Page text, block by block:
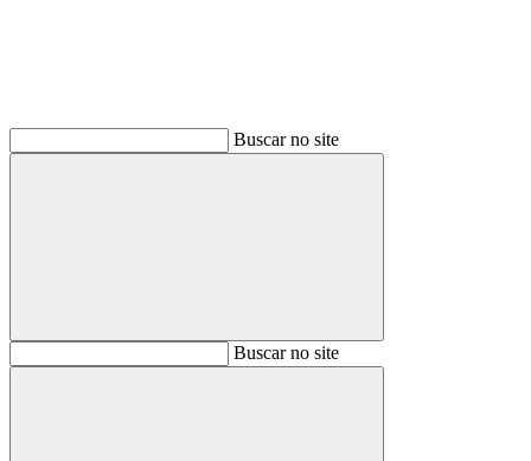
Buscar no site
BuscarBuscar no site